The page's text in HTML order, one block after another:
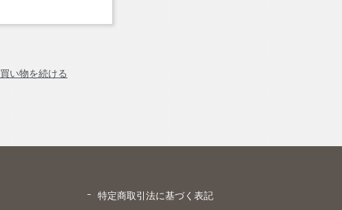
買い物を続ける
特定商取引法に基づく表記